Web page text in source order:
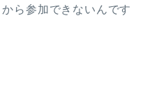
ら参加できないんです